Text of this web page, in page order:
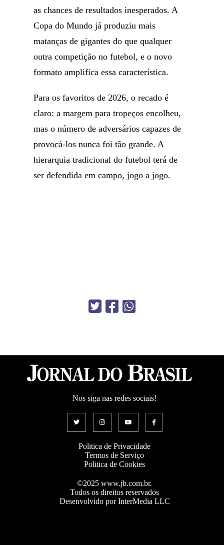
as chances de resultados inesperados. A
Copa do Mundo já produziu mais
matanças de gigantes do que qualquer
outra competição no futebol, e o novo
formato amplifica essa característica.
Para os favoritos de 2026, o recado é
claro: a margem para tropeços encolheu,
mas o número de adversários capazes de
provocá-los nunca foi tão grande. A
hierarquia tradicional do futebol terá de
ser defendida em campo, jogo a jogo.
Nos siga nas redes sociais!
Politica de Privacidade
Termos de Serviço
Politica de Cookies
©2025 www.jb.com.br.
Todos os direitos reservados
Desenvolvido por InterMedia LLC